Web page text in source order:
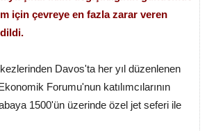
için çevreye en fazla zarar veren
Davos'ta her yıl düzenlenen
Forumu'nun katılımcılarının
1500'ün üzerinde özel jet seferi ile